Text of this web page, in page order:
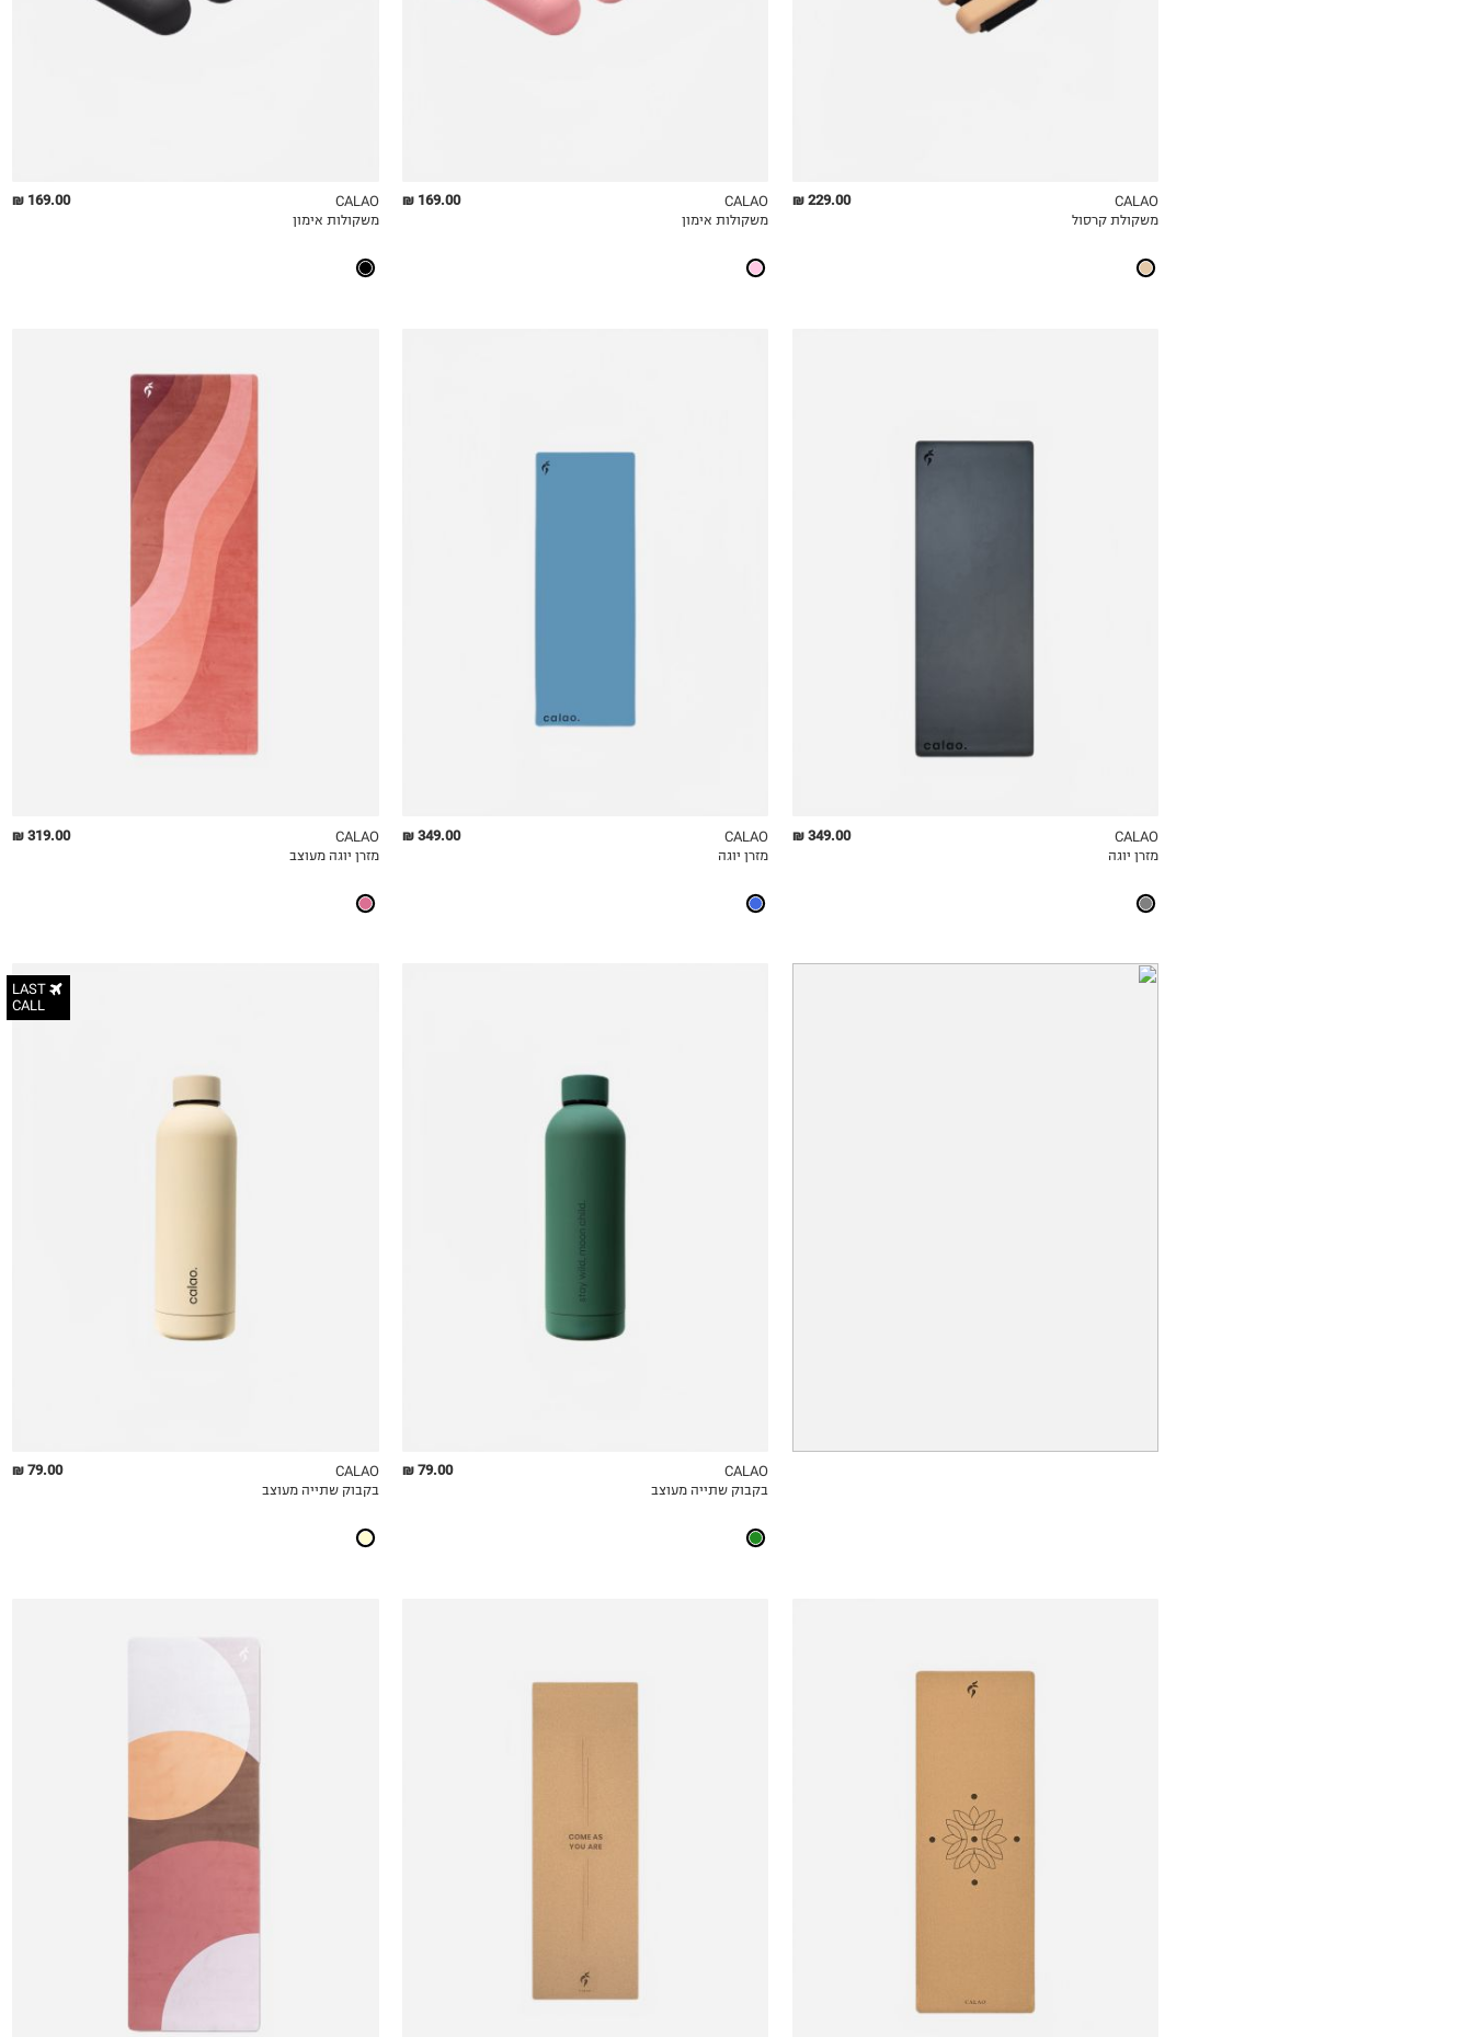
MY LIST
229.00 ₪
CALAO
משקולת קרסול
MY LIST
169.00 ₪
CALAO
משקולות אימון
MY LIST
169.00 ₪
CALAO
משקולות אימון
349.00 ₪
CALAO
מזרן יוגה
349.00 ₪
CALAO
מזרן יוגה
MY LIST
319.00 ₪
CALAO
מזרן יוגה מעוצב
MY LIST
79.00 ₪
CALAO
בקבוק שתייה מעוצב
LAST
CALL
MY LIST
79.00 ₪
CALAO
בקבוק שתייה מעוצב